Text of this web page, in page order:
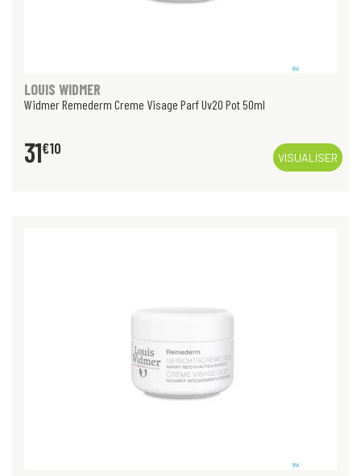
LOUIS WIDMER
Widmer Remederm Creme Visage Parf Uv20 Pot 50ml
31€10
VISUALISER